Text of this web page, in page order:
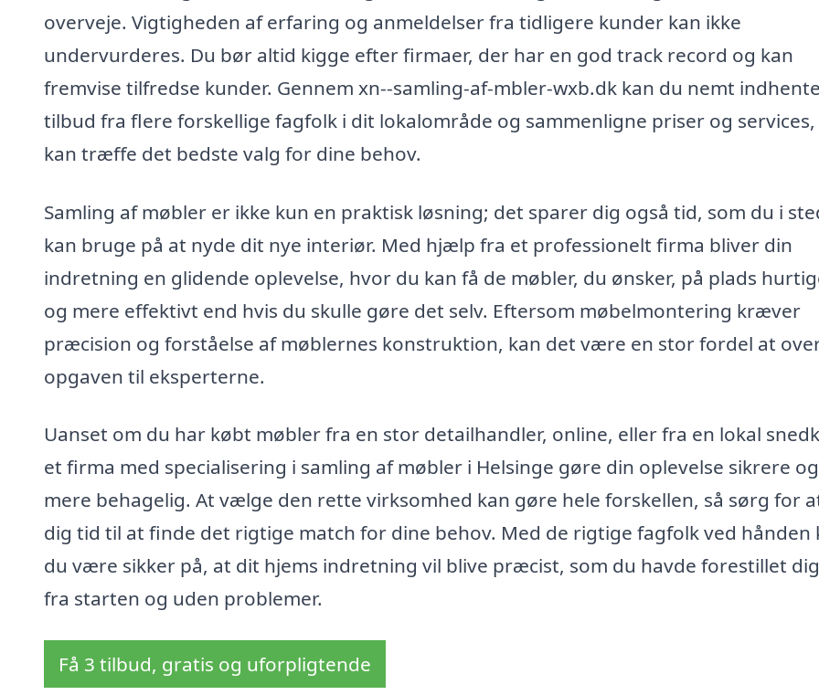
overveje. Vigtigheden af erfaring og anmeldelser fra tidligere kunder kan ikke
undervurderes. Du bør altid kigge efter firmaer, der har en god track record og kan
fremvise tilfredse kunder. Gennem xn--samling-af-mbler-wxb.dk kan du nemt
tilbud fra flere forskellige fagfolk i dit lokalområde og sammenligne priser og services,
kan træffe det bedste valg for dine behov.
Samling af møbler er ikke kun en praktisk løsning; det sparer dig også tid, som du i
kan bruge på at nyde dit nye interiør. Med hjælp fra et professionelt firma bliver din
indretning en glidende oplevelse, hvor du kan få de møbler, du ønsker, på plads
og mere effektivt end hvis du skulle gøre det selv. Eftersom møbelmontering kræver
præcision og forståelse af møblernes konstruktion, kan det være en stor fordel at
opgaven til eksperterne.
Uanset om du har købt møbler fra en stor detailhandler, online, eller fra en lokal
et firma med specialisering i samling af møbler i Helsinge gøre din oplevelse sikrere og
mere behagelig. At vælge den rette virksomhed kan gøre hele forskellen, så sørg for
dig tid til at finde det rigtige match for dine behov. Med de rigtige fagfolk ved hånden
du være sikker på, at dit hjems indretning vil blive præcist, som du havde forestillet
fra starten og uden problemer.
Få 3 tilbud, gratis og uforpligtende